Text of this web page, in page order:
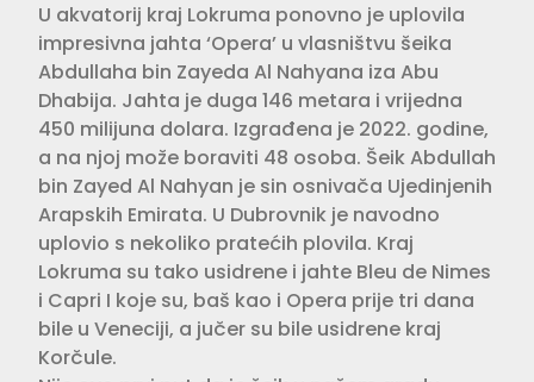
U akvatorij kraj Lokruma ponovno je uplovila
impresivna jahta ‘Opera’ u vlasništvu šeika
Abdullaha bin Zayeda Al Nahyana iza Abu
Dhabija. Jahta je duga 146 metara i vrijedna
450 milijuna dolara. Izgrađena je 2022. godine,
a na njoj može boraviti 48 osoba. Šeik Abdullah
bin Zayed Al Nahyan je sin osnivača Ujedinjenih
Arapskih Emirata. U Dubrovnik je navodno
uplovio s nekoliko pratećih plovila. Kraj
Lokruma su tako usidrene i jahte Bleu de Nimes
i Capri I koje su, baš kao i Opera prije tri dana
bile u Veneciji, a jučer su bile usidrene kraj
Korčule.